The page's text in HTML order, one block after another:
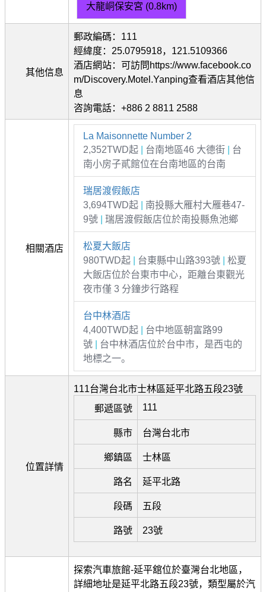
大龍峒保安宮 (0.8km)
其他信息
郵政編碼：111
經緯度：25.0795918，121.5109366
酒店網站：可訪問https://www.facebook.co
m/Discovery.Motel.Yanping查看酒店其他信
息
咨詢電話：+886 2 8811 2588
相關酒店
La Maisonnette Number 2
2,352TWD起
台南地區46 大德街
台
南小房子貳館位在台南地區的台南
瑞居渡假飯店
3,694TWD起
南投縣大雁村大雁巷47-
9號
瑞居渡假飯店位於南投縣魚池鄉
松夏大飯店
980TWD起
台東縣中山路393號
松夏
大飯店位於台東市中心，距離台東觀光
夜市僅 3 分鐘步行路程
台中林酒店
4,400TWD起
台中地區朝富路99
號
台中林酒店位於台中市，是西屯的
地標之一。
位置詳情
111台灣台北市士林區延平北路五段23號
郵遞區號
111
縣市 台灣台北市
鄉鎮區 士林區
路名 延平北路
段碼 五段
路號 23號
探索汽車旅館-延平舘位於臺灣台北地區，
詳細地址是延平北路五段23號，類型屬於汽